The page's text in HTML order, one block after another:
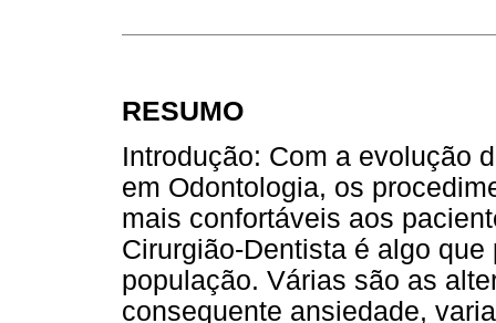
RESUMO
Introdução: Com a evolução
em Odontologia, os
mais confortáveis aos
Cirurgião-Dentista é algo
população. Várias são as
consequente ansiedade,